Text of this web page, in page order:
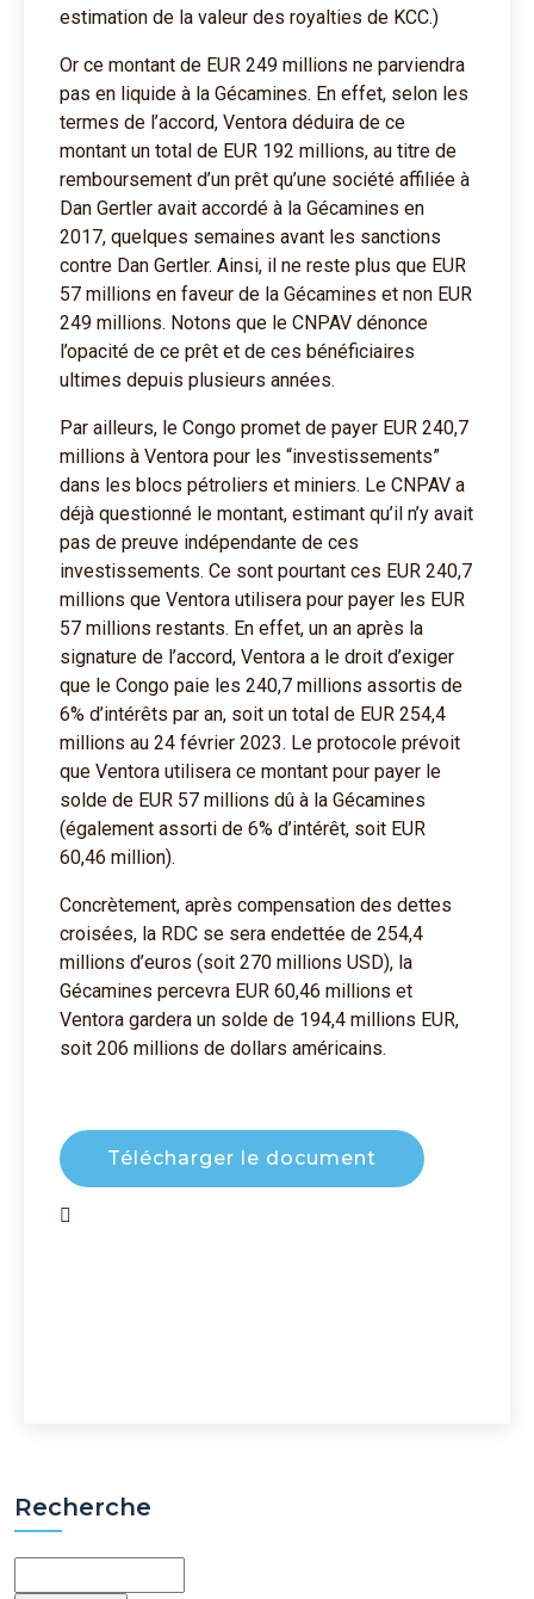
estimation de la valeur des royalties de KCC.)
Or ce montant de EUR 249 millions ne parviendra
pas en liquide à la Gécamines. En effet, selon les
termes de l’accord, Ventora déduira de ce
montant un total de EUR 192 millions, au titre de
remboursement d’un prêt qu’une société affiliée à
Dan Gertler avait accordé à la Gécamines en
2017, quelques semaines avant les sanctions
contre Dan Gertler. Ainsi, il ne reste plus que EUR
57 millions en faveur de la Gécamines et non EUR
249 millions. Notons que le CNPAV dénonce
l’opacité de ce prêt et de ces bénéficiaires
ultimes depuis plusieurs années.
Par ailleurs, le Congo promet de payer EUR 240,7
millions à Ventora pour les “investissements”
dans les blocs pétroliers et miniers. Le CNPAV a
déjà questionné le montant, estimant qu’il n’y avait
pas de preuve indépendante de ces
investissements. Ce sont pourtant ces EUR 240,7
millions que Ventora utilisera pour payer les EUR
57 millions restants. En effet, un an après la
signature de l’accord, Ventora a le droit d’exiger
que le Congo paie les 240,7 millions assortis de
6% d’intérêts par an, soit un total de EUR 254,4
millions au 24 février 2023. Le protocole prévoit
que Ventora utilisera ce montant pour payer le
solde de EUR 57 millions dû à la Gécamines
(également assorti de 6% d’intérêt, soit EUR
60,46 million).
Concrètement, après compensation des dettes
croisées, la RDC se sera endettée de 254,4
millions d’euros (soit 270 millions USD), la
Gécamines percevra EUR 60,46 millions et
Ventora gardera un solde de 194,4 millions EUR,
soit 206 millions de dollars américains.
Télécharger le document
Recherche